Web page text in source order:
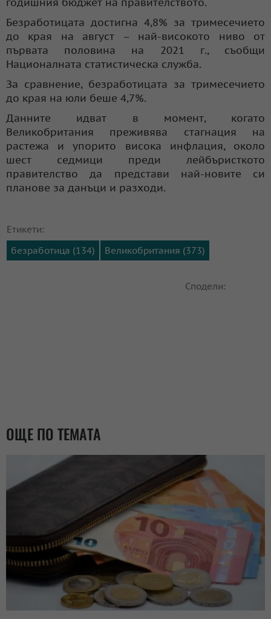
Безработицата достигна 4,8% за тримесечието
до края на август – най-високото ниво от
първата половина на 2021 г., съобщи
Националната статистическа служба.
За сравнение, безработицата за тримесечието
до края на юли беше 4,7%.
Данните идват в момент, когато
Великобритания преживява стагнация на
растежа и упорито висока инфлация, около
шест седмици преди лейбъристкото
правителство да представи най-новите си
планове за данъци и разходи.
Етикети:
безработица (134)
Великобритания (373)
Сподели:
ОЩЕ ПО ТЕМАТА